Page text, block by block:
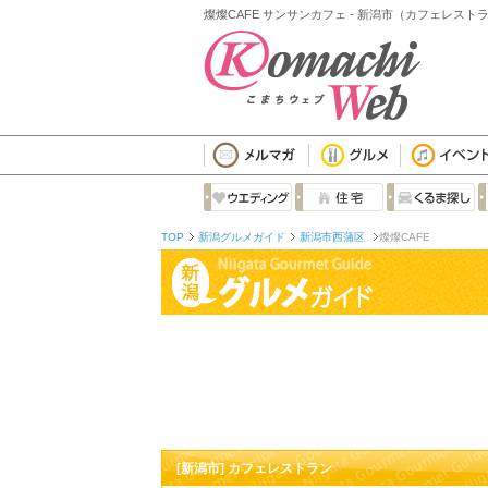
燦燦CAFE サンサンカフェ - 新潟市（カフェレスト
TOP 新潟グルメガイド 新潟市西蒲区 燦燦CAFE
[新潟市] カフェレストラン